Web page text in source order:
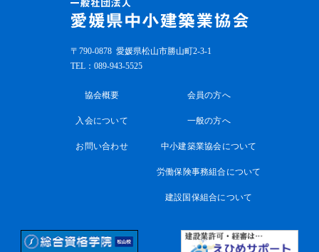
〒790-0878 愛媛県松山市勝山町2-3-1
TEL： 089-943-5525
協会概要
入会について
お問い合わせ
会員の方へ
一般の方へ
中小建築業協会について
労働保険事務組合について
建設国保組合について